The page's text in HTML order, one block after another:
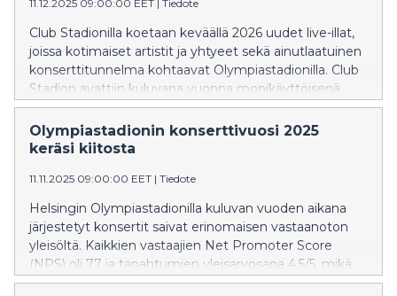
11.12.2025 09:00:00 EET | Tiedote
Club Stadionilla koetaan keväällä 2026 uudet live-illat,
joissa kotimaiset artistit ja yhtyeet sekä ainutlaatuinen
konserttitunnelma kohtaavat Olympiastadionilla. Club
Stadion avattiin kuluvana vuonna monikäyttöisenä
tapahtumatilana, joka soveltuu konserteille,
seminaareille ja yksityistilaisuuksille.
Olympiastadionin konserttivuosi 2025
keräsi kiitosta
11.11.2025 09:00:00 EET | Tiedote
Helsingin Olympiastadionilla kuluvan vuoden aikana
järjestetyt konsertit saivat erinomaisen vastaanoton
yleisöltä. Kaikkien vastaajien Net Promoter Score
(NPS) oli 77 ja tapahtumien yleisarvosana 4,5/5, mikä
kuvastaa erittäin korkeaa kävijätyytyväisyyttä.